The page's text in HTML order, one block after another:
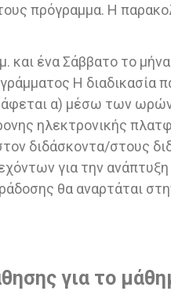
πρόγραμμα. Η
και ένα Σάββατο το
Η διαδικασία
α) μέσω των
ηλεκτρονικής
διδάσκοντα/στους
για την
θα αναρτάται
για το